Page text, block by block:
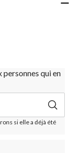
personnes qui en
si elle a déjà été